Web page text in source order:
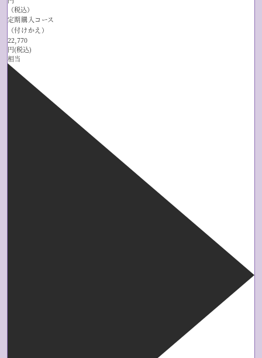
（税込）
定期購入コース
（付けかえ）
22,770
円(税込)
相当